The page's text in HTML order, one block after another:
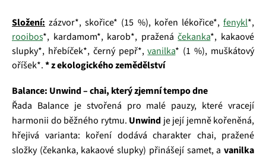
Složení: zázvor*, skořice* (15 %), kořen lékořice*, fenykl*,
rooibos*, kardamom*, karob*, praženáčekanka*, kakaové
slupky*, hřebíček*, černý pepř*,vanilka* (1 %), muškátový
oříšek*.* z ekologického zemědělství
Balance: Unwind – chai, který zjemní tempo dne
Řada Balance je stvořená pro malé pauzy, které vracejí
harmonii do běžného rytmu. Unwind je její jemně kořeněná,
hřejivá varianta: koření dodává charakter chai, pražené
složky (čekanka, kakaové slupky) přinášejí samet, a vanilka